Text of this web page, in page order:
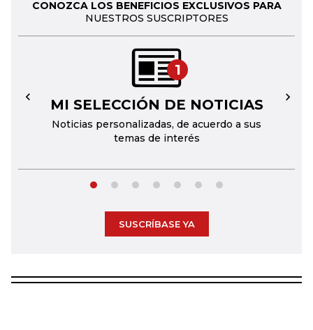
CONOZCA LOS BENEFICIOS EXCLUSIVOS PARA
NUESTROS SUSCRIPTORES
1
MI SELECCIÓN DE NOTICIAS
Noticias personalizadas, de acuerdo a sus
temas de interés
← →
SUSCRÍBASE YA